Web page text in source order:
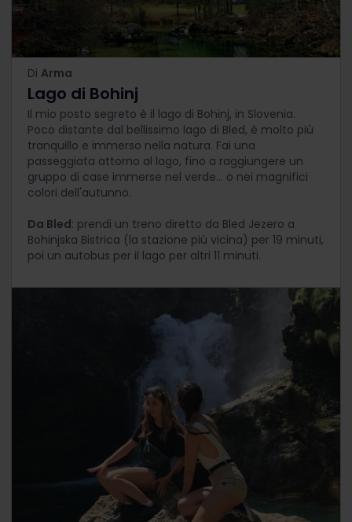
Di Arma
Lago di Bohinj
Il mio posto segreto è il lago di Bohinj, in Slovenia.
Poco distante dal bellissimo lago di Bled, è molto più
tranquillo e immerso nella natura. Fai una
passeggiata attorno al lago, fino a raggiungere un
gruppo di case immerse nel verde... o nei magnifici
colori dell'autunno.
Da Bled: prendi un treno diretto da Bled Jezero a
Bohinjska Bistrica (la stazione più vicina) per 19 minuti,
poi un autobus per il lago per altri 11 minuti.